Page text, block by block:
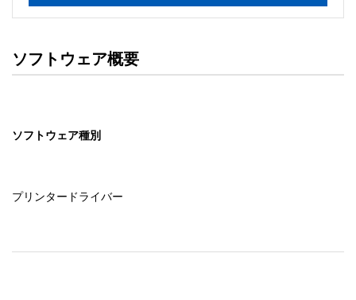
ルをお読み下さい。
ソフトウェアの保証範囲
・ソフトウェアのダウンロード・導入はお客様の責任にお
セイコーエプソン株式会社に帰属します。
ソフトウェア概要
ソフトウェア種別
プリンタードライバー